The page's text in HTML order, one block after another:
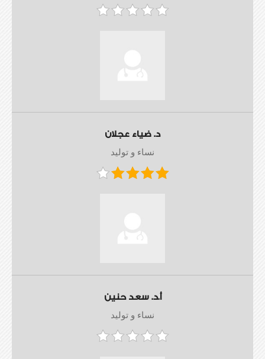
د. ضياء عجلان
نساء و توليد
أ.د. سعد حنين
نساء و توليد